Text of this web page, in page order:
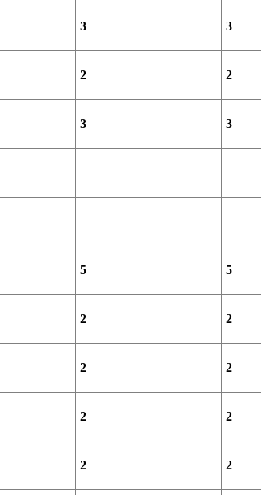
3 3
2 2
3 3
5 5
2 2
2 2
2 2
2 2